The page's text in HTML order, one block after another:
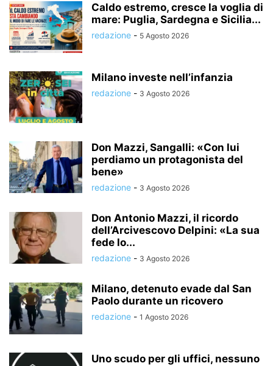
Caldo estremo, cresce la voglia di
mare: Puglia, Sardegna e Sicilia...
redazione - 5 Agosto 2026
Milano investe nell’infanzia
redazione - 3 Agosto 2026
Don Mazzi, Sangalli: «Con lui
perdiamo un protagonista del
bene»
redazione - 3 Agosto 2026
Don Antonio Mazzi, il ricordo
dell’Arcivescovo Delpini: «La sua
fede lo...
redazione - 3 Agosto 2026
Milano, detenuto evade dal San
Paolo durante un ricovero
redazione - 1 Agosto 2026
Uno scudo per gli uffici, nessuno